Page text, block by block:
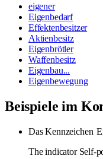
eigener
Eigenbedarf
Effektenbesitzer
Aktienbesitz
Eigenbrötler
Waffenbesitz
Eigenbau...
Eigenbewegung
Beispiele im
Das Kennzeichen
The indicator Self-